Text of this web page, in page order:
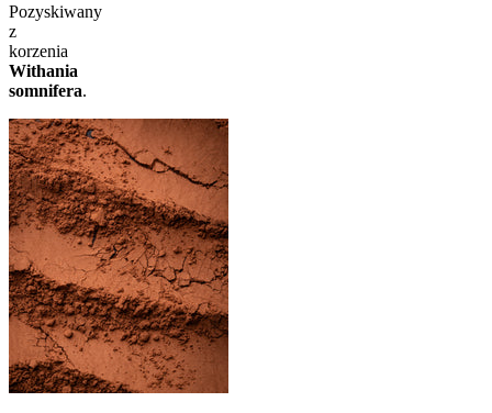
Pozyskiwany
z
korzenia
Withania
somnifera.